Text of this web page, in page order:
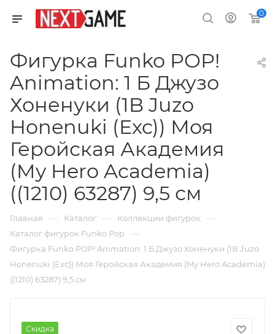
0
Фигурка Funko POP!
Animation: 1 Б Джузо
Хоненуки (1B Juzo
Honenuki (Exc)) Моя
Геройская Академия
(My Hero Academia)
((1210) 63287) 9,5 см
Главная — Каталог — Коллекции фигурок —
Каталог фигурок Funko Pop —
Фигурка Funko POP! Animation: 1 Б Джузо Хоненуки (1B Juzo
Honenuki (Exc)) Моя Геройская Академия (My Hero Academia)
((1210) 63287) 9,5 см
Скидка